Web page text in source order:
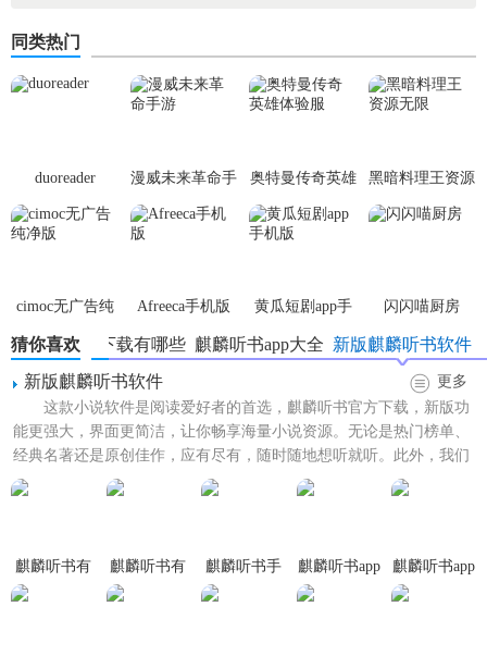
4. 定时关闭：可设置定时关闭功能，帮助用户合理安排听书
5. 社区互动：内置书友社区，用户可以分享听书心得、交流
【麒麟听书app官方正版内容】
1. 热门推荐：包括最新上架、热门榜单、高分评价等书籍推
2. 分类详尽：按题材、作者、更新时间等多维度分类，方便
用户快速查找。
3. 专属栏目：设有原创专栏、名人访谈、知识讲座等特色内
容。
【麒麟听书app官方正版优势】
1. 正版资源：所有内容均为正版授权，保证用户听到的都是
2. 更新迅速：与各大出版社和作者合作紧密，确保新书快速
上架。
同类热门
duoreader
漫威未来革命手
奥特曼传奇英雄
体验服
黑暗料理王资源
无限
cimoc无广告纯
净版
Afreeca手机版
黄瓜短剧app手
机版
闪闪喵厨房
猜你喜欢 新版麒麟听书软件
麒麟听书app大全
麒麟听书下载有哪些
新版麒麟听书软件
更多
这款小说软件是阅读爱好者的首选，麒麟听书官方下载，新版功
能更强大，界面更简洁，让你畅享海量小说资源。无论是热门榜单、
经典名著还是原创佳作，应有尽有，随时随地想听就听。此外，我们
还提供了贴心的听书功能，...
麒麟听书有
声小说极速
麒麟听书有
声小说app
麒麟听书手
麒麟听书app
官方正版
麒麟听书app